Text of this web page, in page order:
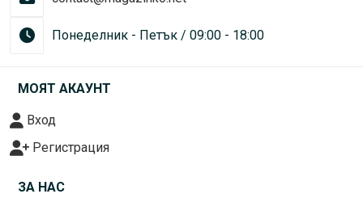
Понеделник - Петък / 09:00 - 18:00
МОЯТ АКАУНТ
Вход
Регистрация
ЗА НАС